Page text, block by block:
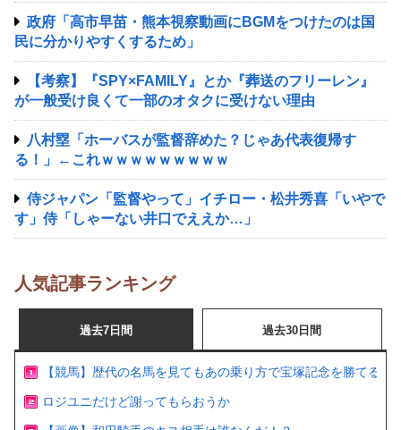
政府「高市早苗・熊本視察動画にBGMをつけたのは国
民に分かりやすくするため」
【考察】『SPY×FAMILY』とか『葬送のフリーレン』
が一般受け良くて一部のオタクに受けない理由
八村塁「ホーバスが監督辞めた？じゃあ代表復帰す
る！」←これｗｗｗｗｗｗｗｗｗ
侍ジャパン「監督やって」イチロー・松井秀喜「いやで
す」侍「しゃーない井口でええか…」
人気記事ランキング
過去7日間 過去30日間
【競馬】歴代の名馬を見てもあの乗り方で宝塚記念を勝てる
ロジユニだけど謝ってもらおうか